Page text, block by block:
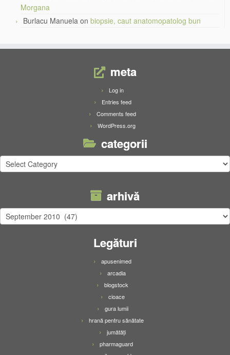
Morgana
Burlacu Manuela on biopsie, caut anatomopatolog bun
meta
Log in
Entries feed
Comments feed
WordPress.org
categorii
categorii
arhivă
arhivă
Legături
apusenimed
arcadia
blogstock
cioace
gura lumii
hrană pentru sănătate
jumătăți
pharmaguard